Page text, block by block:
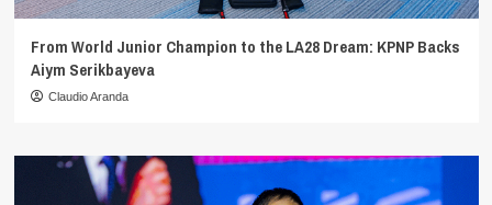
From World Junior Champion to the LA28 Dream: KPNP Backs
Aiym Serikbayeva
Claudio Aranda